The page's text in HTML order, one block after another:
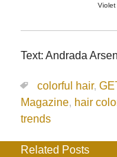
Violet
Text: Andrada
colorful hair,
Magazine, hair
trends
Related Posts